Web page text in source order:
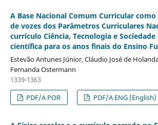
A Base Nacional Comum Curricular
de vozes dos Parâmetros Curriculares
currículo Ciência, Tecnologia e Sociedade
científica para os anos finais do Ensino
Estevão Antunes Júnior, Cláudio José de
Fernanda Ostermann
1339-1363
PDF/A POR
PDF/A ENG (English)